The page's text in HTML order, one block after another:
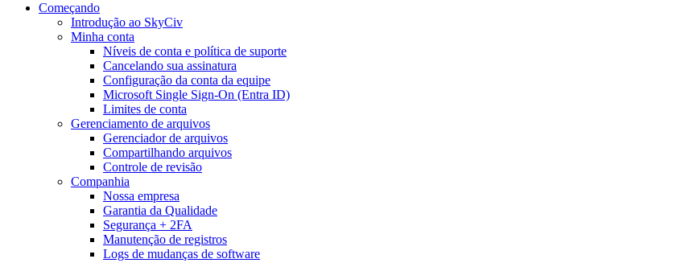
Começando
Introdução ao SkyCiv
Minha conta
Níveis de conta e política de suporte
Cancelando sua assinatura
Configuração da conta da equipe
Microsoft Single Sign-On (Entra ID)
Limites de conta
Gerenciamento de arquivos
Gerenciador de arquivos
Compartilhando arquivos
Controle de revisão
Companhia
Nossa empresa
Garantia da Qualidade
Segurança + 2FA
Manutenção de registros
Logs de mudanças de software